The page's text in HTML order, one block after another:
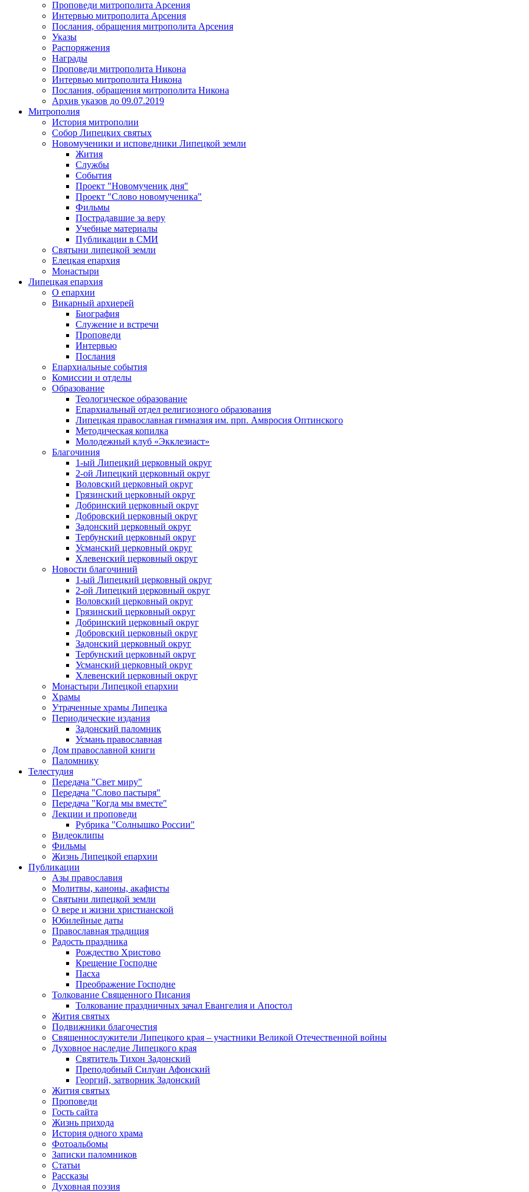
Проповеди митрополита Арсения
Интервью митрополита Арсения
Послания, обращения митрополита Арсения
Указы
Распоряжения
Награды
Проповеди митрополита Никона
Интервью митрополита Никона
Послания, обращения митрополита Никона
Архив указов до 09.07.2019
Митрополия
История митрополии
Собор Липецких святых
Новомученики и исповедники Липецкой земли
Жития
Службы
События
Проект "Новомученик дня"
Проект "Слово новомученика"
Фильмы
Пострадавшие за веру
Учебные материалы
Публикации в СМИ
Святыни липецкой земли
Елецкая епархия
Монастыри
Липецкая епархия
О епархии
Викарный архиерей
Биография
Служение и встречи
Проповеди
Интервью
Послания
Епархиальные события
Комиссии и отделы
Образование
Теологическое образование
Епархиальный отдел религиозного образования
Липецкая православная гимназия им. прп. Амвросия Оптинского
Методическая копилка
Молодежный клуб «Экклезиаст»
Благочиния
1-ый Липецкий церковный округ
2-ой Липецкий церковный округ
Воловский церковный округ
Грязинский церковный округ
Добринский церковный округ
Добровский церковный округ
Задонский церковный округ
Тербунский церковный округ
Усманский церковный округ
Хлевенский церковный округ
Новости благочиний
1-ый Липецкий церковный округ
2-ой Липецкий церковный округ
Воловский церковный округ
Грязинский церковный округ
Добринский церковный округ
Добровский церковный округ
Задонский церковный округ
Тербунский церковный округ
Усманский церковный округ
Хлевенский церковный округ
Монастыри Липецкой епархии
Храмы
Утраченные храмы Липецка
Периодические издания
Задонский паломник
Усмань православная
Дом православной книги
Паломнику
Телестудия
Передача "Свет миру"
Передача "Слово пастыря"
Передача "Когда мы вместе"
Лекции и проповеди
Рубрика "Солнышко России"
Видеоклипы
Фильмы
Жизнь Липецкой епархии
Публикации
Азы православия
Молитвы, каноны, акафисты
Святыни липецкой земли
О вере и жизни христианской
Юбилейные даты
Православная традиция
Радость праздника
Рождество Христово
Крещение Господне
Пасха
Преображение Господне
Толкование Священного Писания
Толкование праздничных зачал Евангелия и Апостол
Жития святых
Подвижники благочестия
Священнослужители Липецкого края – участники Великой Отечественной войны
Духовное наследие Липецкого края
Святитель Тихон Задонский
Преподобный Силуан Афонский
Георгий, затворник Задонский
Жития святых
Проповеди
Гость сайта
Жизнь прихода
История одного храма
Фотоальбомы
Записки паломников
Статьи
Рассказы
Духовная поэзия